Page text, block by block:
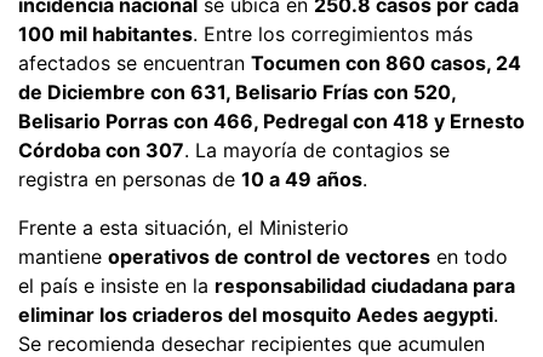
100 mil habitantes. Entre los corregimientos más
afectados se encuentran Tocumen con 860 casos, 24
de Diciembre con 631, Belisario Frías con 520,
Belisario Porras con 466, Pedregal con 418 y Ernesto
Córdoba con 307. La mayoría de contagios se
registra en personas de 10 a 49 años.
Frente a esta situación, el Ministerio
mantiene operativos de control de vectores en todo
el país e insiste en la responsabilidad ciudadana para
eliminar los criaderos del mosquito Aedes aegypti.
Se recomienda desechar recipientes que acumulen